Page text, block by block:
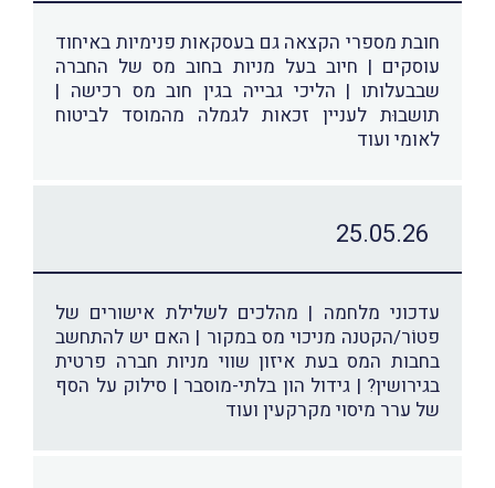
חובת מספרי הקצאה גם בעסקאות פנימיות באיחוד
עוסקים | חיוב בעל מניות בחוב מס של החברה
שבבעלותו | הליכי גבייה בגין חוב מס רכישה |
תושבוּת לעניין זכאות לגמלה מהמוסד לביטוח
לאומי ועוד
25.05.26
עדכוני מלחמה | מהלכים לשלילת אישורים של
פטוֹר/הקטנה מניכוי מס במקור | האם יש להתחשב
בחבות המס בעת איזון שווי מניות חברה פרטית
בגירושין? | גידול הון בלתי-מוסבר | סילוק על הסף
של ערר מיסוי מקרקעין ועוד